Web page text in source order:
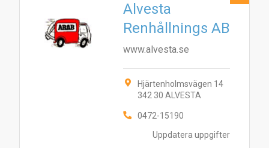
Uppdatera uppgifter
Alvesta
Renhållnings AB
www.alvesta.se
Hjärtenholmsvägen 14
342 30 ALVESTA
0472-15190